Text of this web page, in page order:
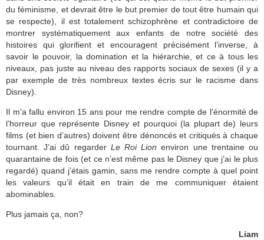
du féminisme, et devrait être le but premier de tout être humain qui
se respecte), il est totalement schizophrène et contradictoire de
montrer systématiquement aux enfants de notre société des
histoires qui glorifient et encouragent précisément l’inverse, à
savoir le pouvoir, la domination et la hiérarchie, et ce à tous les
niveaux, pas juste au niveau des rapports sociaux de sexes (il y a
par exemple de très nombreux textes écris sur le racisme dans
Disney).
Il m’a fallu environ 15 ans pour me rendre compte de l’énormité de
l’horreur que représente Disney et pourquoi (la plupart de) leurs
films (et bien d’autres) doivent être dénoncés et critiqués à chaque
tournant. J’ai dû regarder Le Roi Lion environ une trentaine ou
quarantaine de fois (et ce n’est même pas le Disney que j’ai le plus
regardé) quand j’étais gamin, sans me rendre compte à quel point
les valeurs qu’il était en train de me communiquer étaient
abominables.
Plus jamais ça, non?
Liam